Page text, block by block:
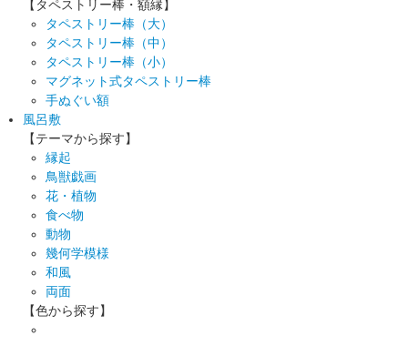
【タペストリー棒・額縁】
タペストリー棒（大）
タペストリー棒（中）
タペストリー棒（小）
マグネット式タペストリー棒
手ぬぐい額
風呂敷
【テーマから探す】
縁起
鳥獣戯画
花・植物
食べ物
動物
幾何学模様
和風
両面
【色から探す】